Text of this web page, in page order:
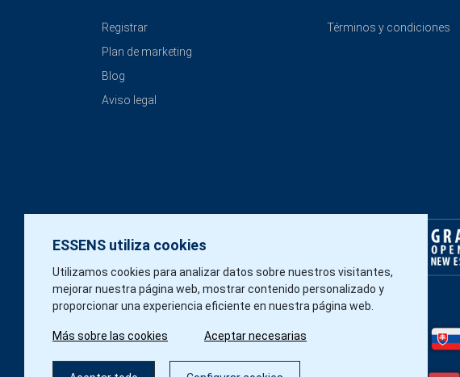
ESSENS utiliza cookies
Utilizamos cookies para analizar datos sobre nuestros visitantes,
mejorar nuestra página web, mostrar contenido personalizado y
proporcionar una experiencia eficiente en nuestra página web.
Más sobre las cookies Aceptar necesarias
Registrar
Plan de marketing
Blog
Aviso legal
Términos y condiciones